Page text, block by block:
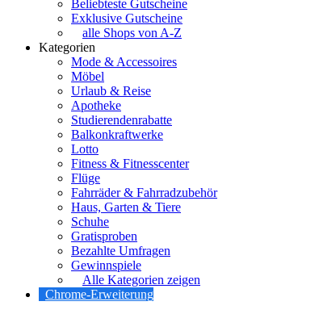
Beliebteste Gutscheine
Exklusive Gutscheine
alle Shops von A-Z
Kategorien
Mode & Accessoires
Möbel
Urlaub & Reise
Apotheke
Studierendenrabatte
Balkonkraftwerke
Lotto
Fitness & Fitnesscenter
Flüge
Fahrräder & Fahrradzubehör
Haus, Garten & Tiere
Schuhe
Gratisproben
Bezahlte Umfragen
Gewinnspiele
Alle Kategorien zeigen
Chrome-Erweiterung